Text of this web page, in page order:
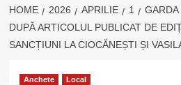
HOME 2026 APRILIE 1
DUPĂ ARTICOLUL PUBLICAT DE
SANCȚIUNI LA CIOCĂNEȘTI ȘI
Anchete Local